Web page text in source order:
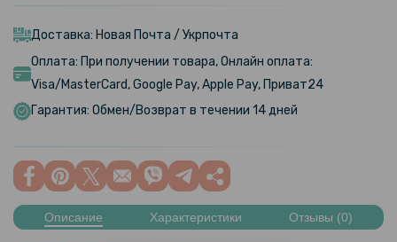
424 грн
499 грн
Чехол - книжка Beauty Case для Realme GT 7T / GT 7 с зеркалом
195 грн
229 грн
Защитное стекло Tempered Glass 0.3mm для Realme GT 7 / GT 7T
Доставка: Новая Почта / Укрпочта
Оплата: При получении товара, Онлайн оплата:
Visa/MasterCard, Google Pay, Apple Pay, Приват24
Гарантия: Обмен/Возврат в течении 14 дней
Описание Характеристики Отзывы (0)